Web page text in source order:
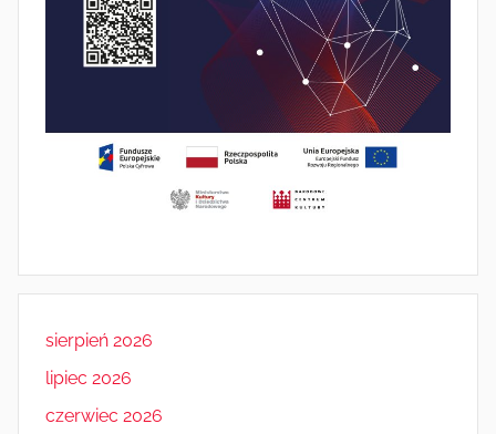
sierpień 2026
lipiec 2026
czerwiec 2026